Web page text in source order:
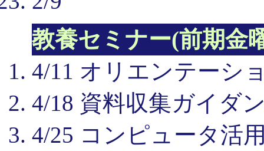
教養セミナー(前期金
4/11 オリエンテーシ
4/18 資料収集ガイダ
4/25 コンピュータ活